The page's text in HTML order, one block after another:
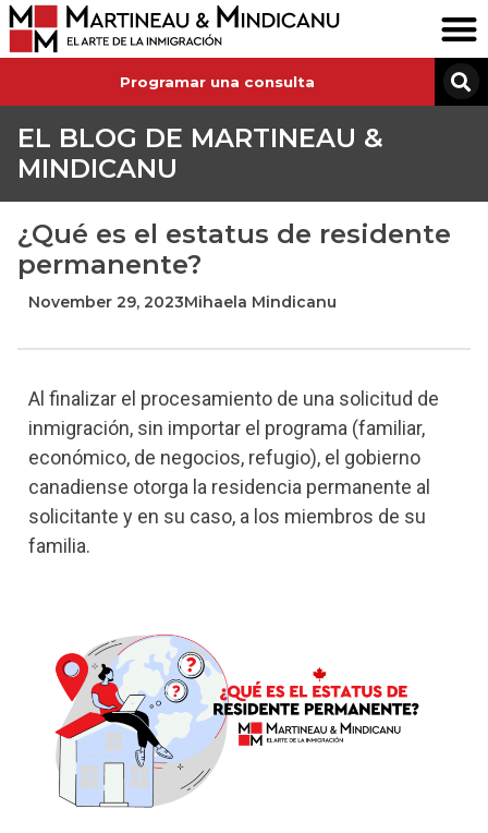
Programar una consulta
EL BLOG DE MARTINEAU &
MINDICANU
¿Qué es el estatus de residente
permanente?
November 29, 2023Mihaela Mindicanu
Al finalizar el procesamiento de una solicitud de
inmigración, sin importar el programa (familiar,
económico, de negocios, refugio), el gobierno
canadiense otorga la residencia permanente al
solicitante y en su caso, a los miembros de su
familia.